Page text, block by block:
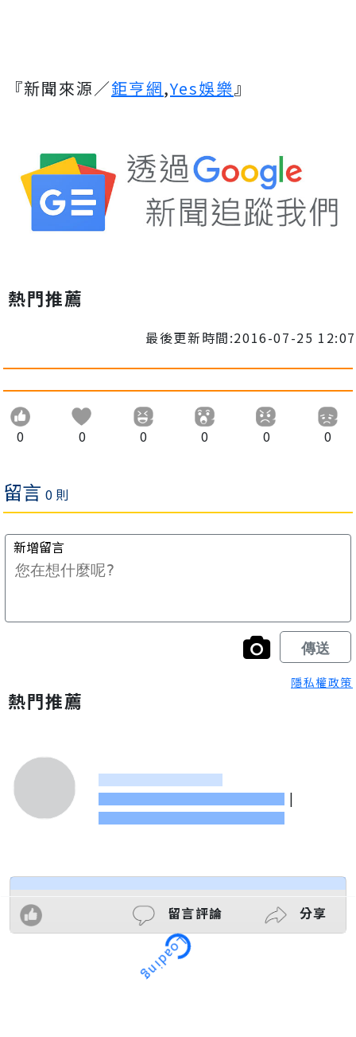
『新聞來源／鉅亨網,Yes娛樂』
熱門推薦
最後更新時間:2016-07-25 12:07
0 0 0 0 0 0
隱私權政策
熱門推薦
|
留言評論 分享
Loading